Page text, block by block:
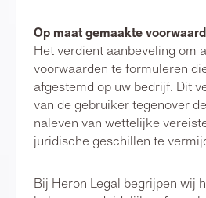
Op maat gemaakte
Het verdient aanbeveling om
voorwaarden te formuleren
afgestemd op uw bedrijf. Dit
van de gebruiker tegenover
naleven van wettelijke
juridische geschillen te
Bij Heron Legal begrijpen wij